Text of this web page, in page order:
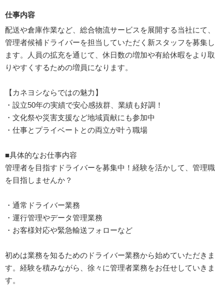
仕事内容
配送や倉庫作業など、総合物流サービスを展開する当社にて、
管理者候補ドライバーを担当していただく新スタッフを募集し
ます。人員の拡充を通じて、休日数の増加や有給休暇をより取
りやすくするための増員になります。
【カネヨシならではの魅力】
・設立50年の実績で安心感抜群、業績も好調！
・文化祭や災害支援など地域貢献にも参加中
・仕事とプライベートとの両立が叶う職場
■具体的なお仕事内容
管理者を目指すドライバーを募集中！経験を活かして、管理職
を目指しませんか？
・通常ドライバー業務
・運行管理やデータ管理業務
・お客様対応や緊急輸送フォローなど
初めは業務を知るためのドライバー業務から始めていただきま
す。経験を積みながら、徐々に管理者業務をお任せしていきま
す。